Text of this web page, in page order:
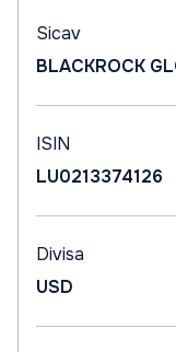
Sicav
BLACKROCK
ISIN
LU0213374126
Divisa
USD